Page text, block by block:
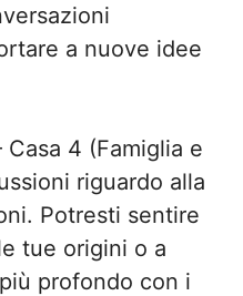
a nuove idee
4 (Famiglia e
riguardo alla
Potresti sentire
tue origini o a
profondo con i